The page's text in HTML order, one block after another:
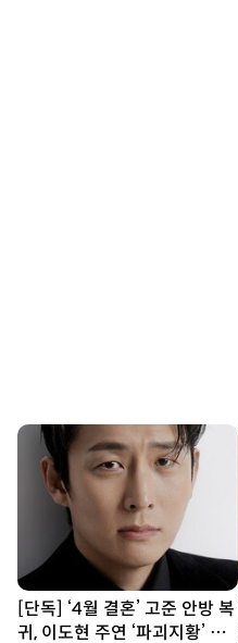
[단독] ‘4월 결혼’ 고준 안방 복
귀, 이도현 주연 ‘파괴지황’ 합